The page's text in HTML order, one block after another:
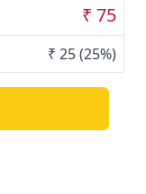
₹ 75
₹ 25(25%)